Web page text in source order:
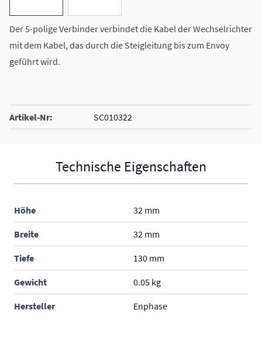
Der 5-polige Verbinder verbindet die Kabel der Wechselrichter
mit dem Kabel, das durch die Steigleitung bis zum Envoy
geführt wird.
Artikel-Nr: SC010322
Technische Eigenschaften
Höhe 32 mm
Breite 32 mm
Tiefe 130 mm
Gewicht 0.05 kg
Hersteller Enphase